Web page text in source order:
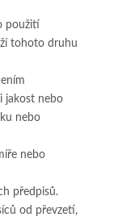
použití
tohoto druhu
jakost nebo
nebo
nebo
předpisů.
od převzetí,